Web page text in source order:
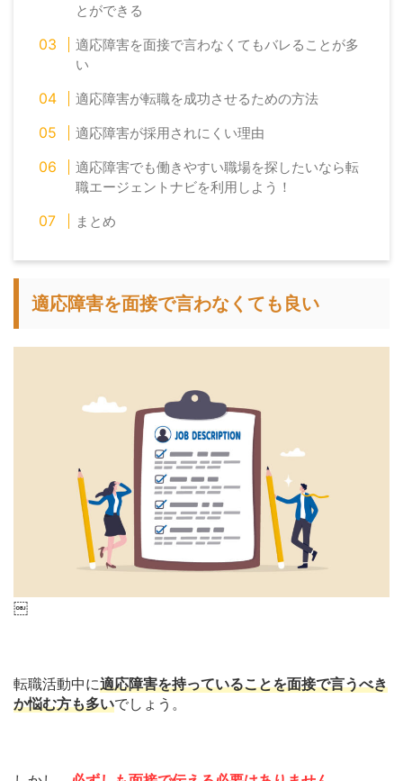
とができる
適応障害を面接で言わなくてもバレることが多
い
適応障害が転職を成功させるための方法
適応障害が採用されにくい理由
適応障害でも働きやすい職場を探したいなら転
職エージェントナビを利用しよう！
まとめ
適応障害を面接で言わなくても良い
￼
転職活動中に適応障害を持っていることを面接で言うべき
か悩む方も多いでしょう。